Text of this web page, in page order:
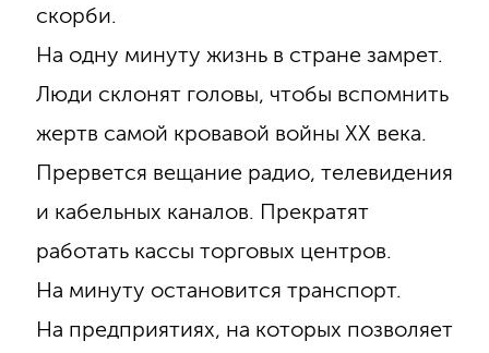
скорби.
На одну минуту жизнь в стране замрет.
Люди склонят головы, чтобы вспомнить
жертв самой кровавой войны ХХ века.
Прервется вещание радио, телевидения
и кабельных каналов. Прекратят
работать кассы торговых центров.
На минуту остановится транспорт.
На предприятиях, на которых позволяет